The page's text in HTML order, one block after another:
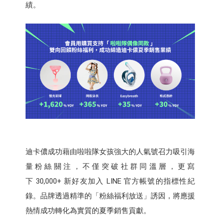
績。​
迪卡儂成功藉由啦啦隊女孩強大的人氣號召力吸引海
量粉絲關注，不僅突破社群同溫層，更寫
下 30,000+ 新好友加入 LINE 官方帳號的指標性紀
錄。品牌透過精準的「粉絲福利放送」誘因，將應援
熱情成功轉化為實質的夏季銷售貢獻。​